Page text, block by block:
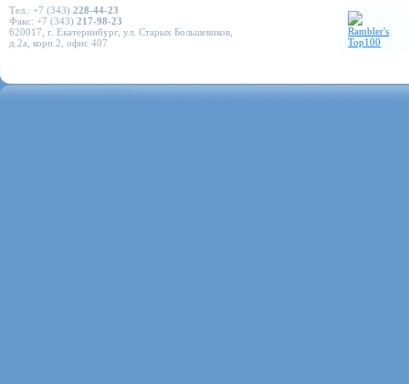
Тел.: +7 (343) 228-44-23
Факс: +7 (343) 217-98-23
620017, г. Екатеринбург, ул. Старых Большевиков,
д.2а, корп.2, офис 407